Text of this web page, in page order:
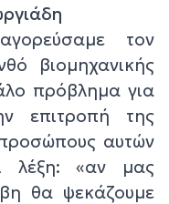
τον
βιομηχανικής
πρόβλημα για
επιτροπή της
αυτών
λέξη: «αν μας
θα ψεκάζουμε